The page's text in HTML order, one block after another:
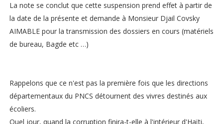
La note se conclut que cette suspension prend effet à partir de
la date de la présente et demande à Monsieur Djail Covsky
AIMABLE pour la transmission des dossiers en cours (matériels
de bureau, Bagde etc …)
Rappelons que ce n'est pas la première fois que les directions
départementaux du PNCS détournent des vivres destinés aux
écoliers.
Quel jour, quand la corruption finira-t-elle à l'intérieur d'Haïti,